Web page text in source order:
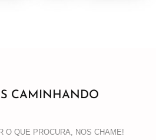
CAMINHANDO
O QUE PROCURA, NOS CHAME!